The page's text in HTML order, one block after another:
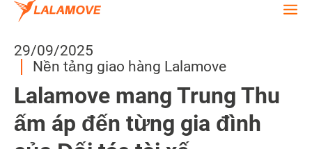
29/09/2025
Nền tảng giao hàng Lalamove
Lalamove mang Trung Thu
ấm áp đến từng gia đình